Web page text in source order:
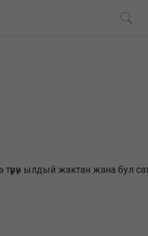
түрүн ылдый жактан жана бул